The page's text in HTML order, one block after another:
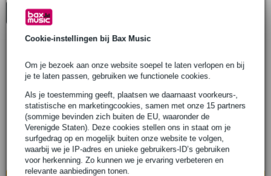
Cookie-instellingen bij Bax Music
Om je bezoek aan onze website soepel te laten verlopen en bij
je te laten passen, gebruiken we functionele cookies.
Als je toestemming geeft, plaatsen we daarnaast voorkeurs-,
statistische en marketingcookies, samen met onze 15 partners
(sommige bevinden zich buiten de EU, waaronder de
Verenigde Staten). Deze cookies stellen ons in staat om je
surfgedrag op en mogelijk buiten onze website te volgen,
waarbij we je IP-adres en unieke gebruikers-ID’s gebruiken
voor herkenning. Zo kunnen we je ervaring verbeteren en
relevante aanbiedingen tonen.
Advies
Boston PBMK-01 pedalboard mounting kit
Adviesprijs € 25,- € 20,70
Op voorraad
Ook in1 winkelop voorraad